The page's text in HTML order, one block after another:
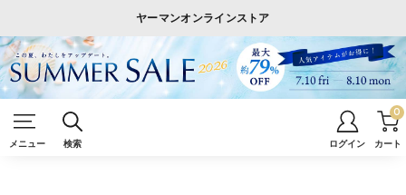
ヤーマンオンラインストア
メニュー 検索 ログイン カート
0